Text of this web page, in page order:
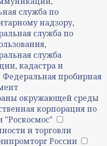
служба по
надзору,
служба по
служба
кадастра и
Федеральная пробирная
окружающей среды
корпорация по
"Роскосмос"
и торговли
России